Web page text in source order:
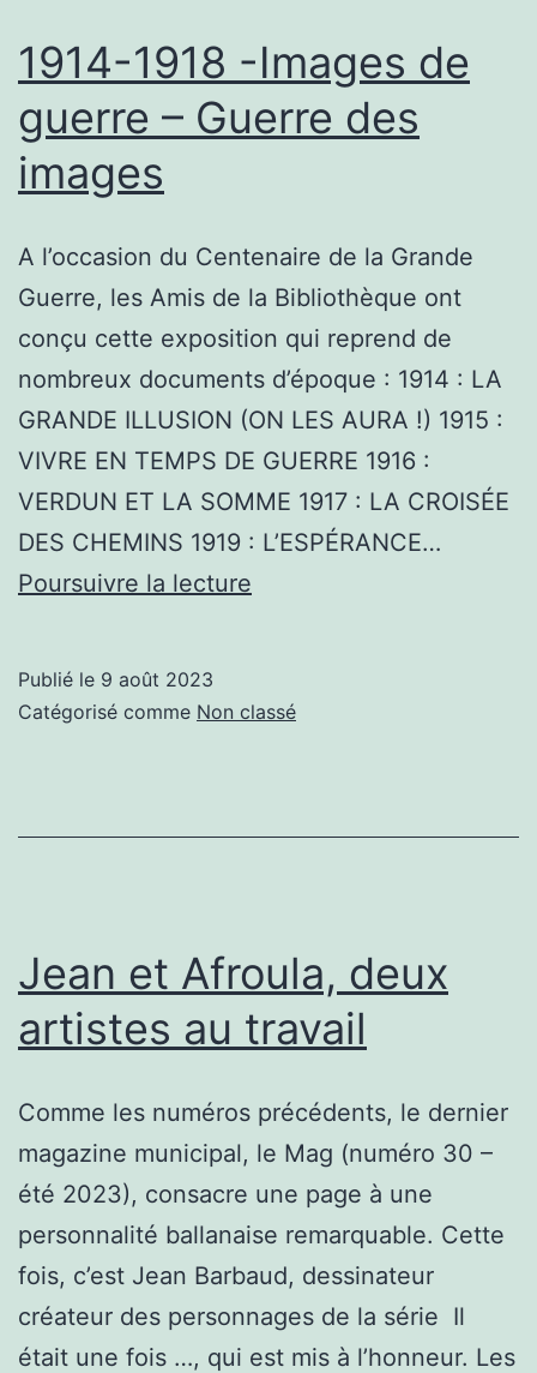
1914-1918 -Images de
guerre – Guerre des
images
A l’occasion du Centenaire de la Grande
Guerre, les Amis de la Bibliothèque ont
conçu cette exposition qui reprend de
nombreux documents d’époque : 1914 : LA
GRANDE ILLUSION (ON LES AURA !) 1915 :
VIVRE EN TEMPS DE GUERRE 1916 :
VERDUN ET LA SOMME 1917 : LA CROISÉE
DES CHEMINS 1919 : L’ESPÉRANCE…
Poursuivre la lecture
Images
Publié le 9 août 2023
Catégorisé comme Non classé
Jean et Afroula, deux
artistes au travail
Comme les numéros précédents, le dernier
magazine municipal, le Mag (numéro 30 –
été 2023), consacre une page à une
personnalité ballanaise remarquable. Cette
fois, c’est Jean Barbaud, dessinateur
créateur des personnages de la série Il
était une fois …, qui est mis à l’honneur. Les